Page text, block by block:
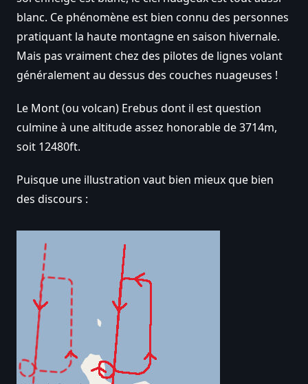
blanc. Ce phénomène est bien connu des personnes
pratiquant la haute montagne en saison hivernale.
Mais pas vraiment chez des pilotes de lignes volant
généralement au dessus des couches nuageuses !
Le Mont (ou volcan) Erebus dont il est question
culmine à une altitude assez honorable de 3714m,
soit 12480ft.
Puisque une illustration vaut bien mieux que bien
des discours :